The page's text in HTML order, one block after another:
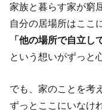
家族と暮らす家が窮
自分の居場所はここ
「他の場所で自立し
という想いがずっと
でも、家のことを考
ずっとここにいなけ